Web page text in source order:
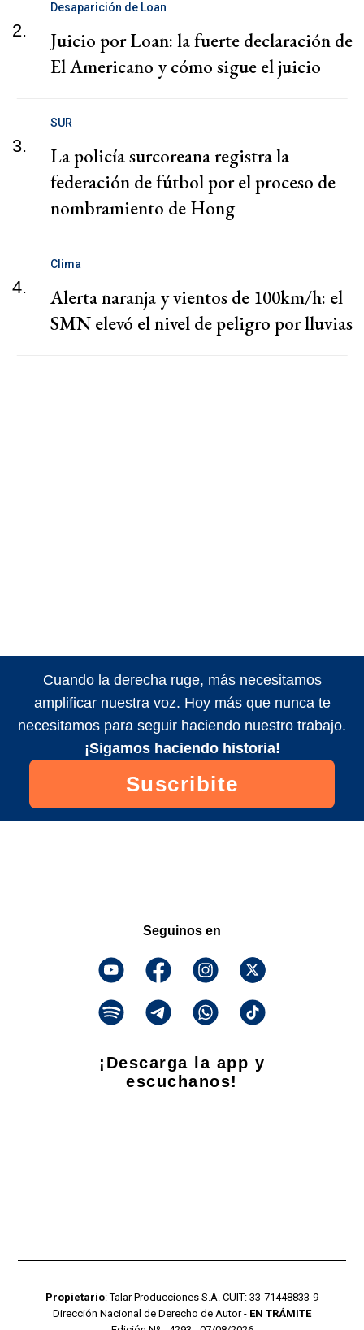
2.
Desaparición de Loan
Juicio por Loan: la fuerte declaración de
El Americano y cómo sigue el juicio
3.
SUR
La policía surcoreana registra la
federación de fútbol por el proceso de
nombramiento de Hong
4.
Clima
Alerta naranja y vientos de 100km/h: el
SMN elevó el nivel de peligro por lluvias
Cuando la derecha ruge, más necesitamos
amplificar nuestra voz. Hoy más que nunca te
necesitamos para seguir haciendo nuestro trabajo.
¡Sigamos haciendo historia!
Suscribite
Seguinos en
¡Descarga la app y
escuchanos!
Propietario: Talar Producciones S.A. CUIT: 33-71448833-9
Dirección Nacional de Derecho de Autor - EN TRÁMITE